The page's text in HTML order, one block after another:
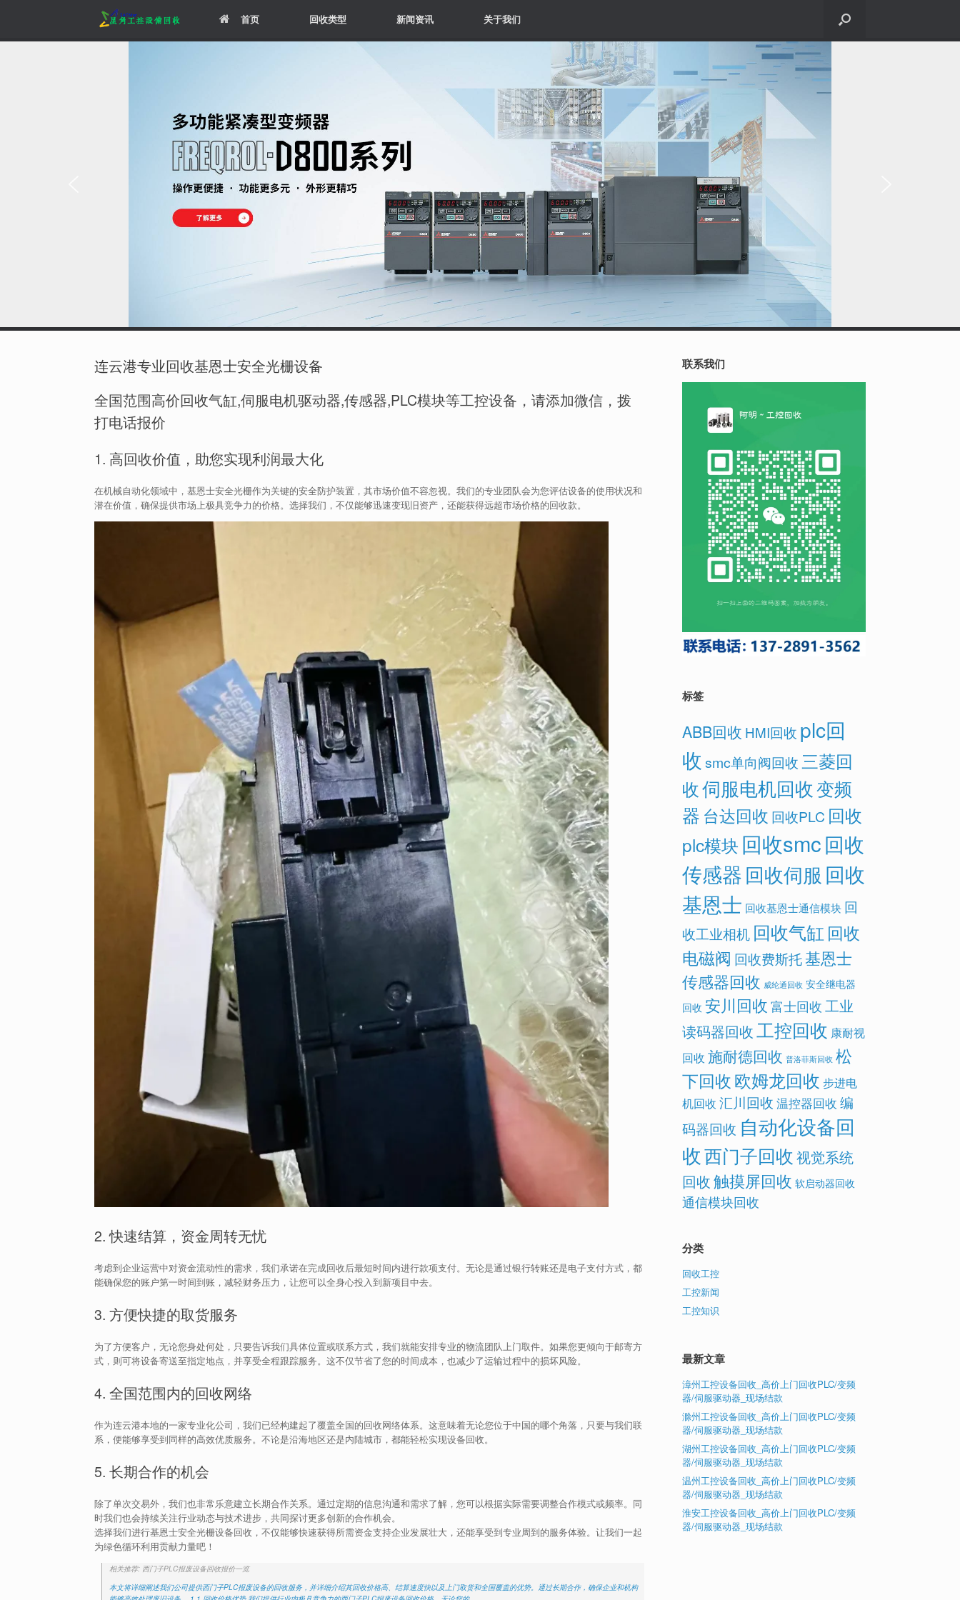
首页 回收类型 新闻资讯 关于我们
连云港专业回收基恩士安全光栅设备
全国范围高价回收气缸,伺服电机驱动器,传感器,PLC模块等工控设备，请添加微信，拨
打电话报价
1. 高回收价值，助您实现利润最大化
在机械自动化领域中，基恩士安全光栅作为关键的安全防护装置，其市场价值不容忽视。我们的专业团队会为您评估设备的使用状况和
潜在价值，确保提供市场上极具竞争力的价格。选择我们，不仅能够迅速变现旧资产，还能获得远超市场价格的回收款。
2. 快速结算，资金周转无忧
考虑到企业运营中对资金流动性的需求，我们承诺在完成回收后最短时间内进行款项支付。无论是通过银行转账还是电子支付方式，都
能确保您的账户第一时间到账，减轻财务压力，让您可以全身心投入到新项目中去。
3. 方便快捷的取货服务
为了方便客户，无论您身处何处，只要告诉我们具体位置或联系方式，我们就能安排专业的物流团队上门取件。如果您更倾向于邮寄方
式，则可将设备寄送至指定地点，并享受全程跟踪服务。这不仅节省了您的时间成本，也减少了运输过程中的损坏风险。
4. 全国范围内的回收网络
作为连云港本地的一家专业化公司，我们已经构建起了覆盖全国的回收网络体系。这意味着无论您位于中国的哪个角落，只要与我们联
系，便能够享受到同样的高效优质服务。不论是沿海地区还是内陆城市，都能轻松实现设备回收。
5. 长期合作的机会
除了单次交易外，我们也非常乐意建立长期合作关系。通过定期的信息沟通和需求了解，您可以根据实际需要调整合作模式或频率。同
时我们也会持续关注行业动态与技术进步，共同探讨更多创新的合作机会。
选择我们进行基恩士安全光栅设备回收，不仅能够快速获得所需资金支持企业发展壮大，还能享受到专业周到的服务体验。让我们一起
为绿色循环利用贡献力量吧！
相关推荐: 西门子PLC报废设备回收报价一览
本文将详细阐述我们公司提供西门子PLC报废设备的回收服务，并详细介绍其回收价格高、结算速度快以及上门取货和全国覆盖的优势。通过长期合作，确保企业和机构
联系我们
标签
ABB回收 HMI回收 plc回
收 smc单向阀回收三菱回
收伺服电机回收变频
器 台达回收 回收PLC 回收
plc模块 回收smc回收
传感器回收伺服 回收
基恩士 回收基恩士通信模块 回
收工业相机 回收气缸 回收
电磁阀 回收费斯托基恩士
传感器回收 威纶通回收 安全继电器
回收 安川回收 富士回收 工业
读码器回收工控回收 康耐视
回收 施耐德回收 普洛菲斯回收 松
下回收欧姆龙回收 步进电
机回收 汇川回收 温控器回收 编
码器回收 自动化设备回
收西门子回收视觉系统
回收触摸屏回收 软启动器回收
通信模块回收
分类
回收工控
工控新闻
工控知识
最新文章
漳州工控设备回收_高价上门回收PLC/变频
器/伺服驱动器_现场结款
滁州工控设备回收_高价上门回收PLC/变频
器/伺服驱动器_现场结款
湖州工控设备回收_高价上门回收PLC/变频
器/伺服驱动器_现场结款
温州工控设备回收_高价上门回收PLC/变频
器/伺服驱动器_现场结款
淮安工控设备回收_高价上门回收PLC/变频
器/伺服驱动器_现场结款